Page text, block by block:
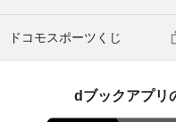
ドコモスポーツくじ
dブックアプリ